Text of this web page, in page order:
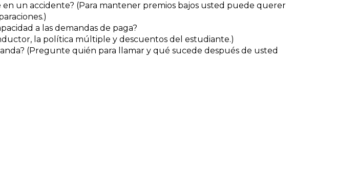
un accidente? (Para mantener premios bajos usted puede querer
a las demandas de paga?
la política múltiple y descuentos del estudiante.)
(Pregunte quién para llamar y qué sucede después de usted